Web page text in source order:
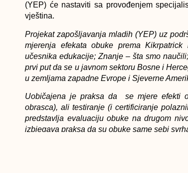
(YEP) će nastaviti sa provođenjem
vještina.
Projekat zapošljavanja mladih (YEP) uz
mjerenja efekata obuke prema
učesnika edukacije; Znanje– šta smo
prvi put da se u javnom sektoru Bosne i
u zemljama zapadne Evrope i Sjeverne
Uobičajena je praksa da se mjere efekti
obrasca), ali testiranje (i certificiranje
predstavlja evaluaciju obuke na drugom
izbjegava praksa da su obuke same sebi